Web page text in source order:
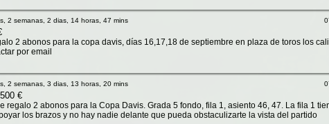
2 semanas, 2 dias, 14 horas, 47 mins
2 abonos para la copa davis, días 16,17,18 de septiembre en plaza de toros los
por email
2 semanas, 3 dias, 13 horas, 20 mins
500 €
regalo 2 abonos para la Copa Davis. Grada 5 fondo, fila 1, asiento 46, 47. La fila 1
los brazos y no hay nadie delante que pueda obstaculizarte la vista del partido